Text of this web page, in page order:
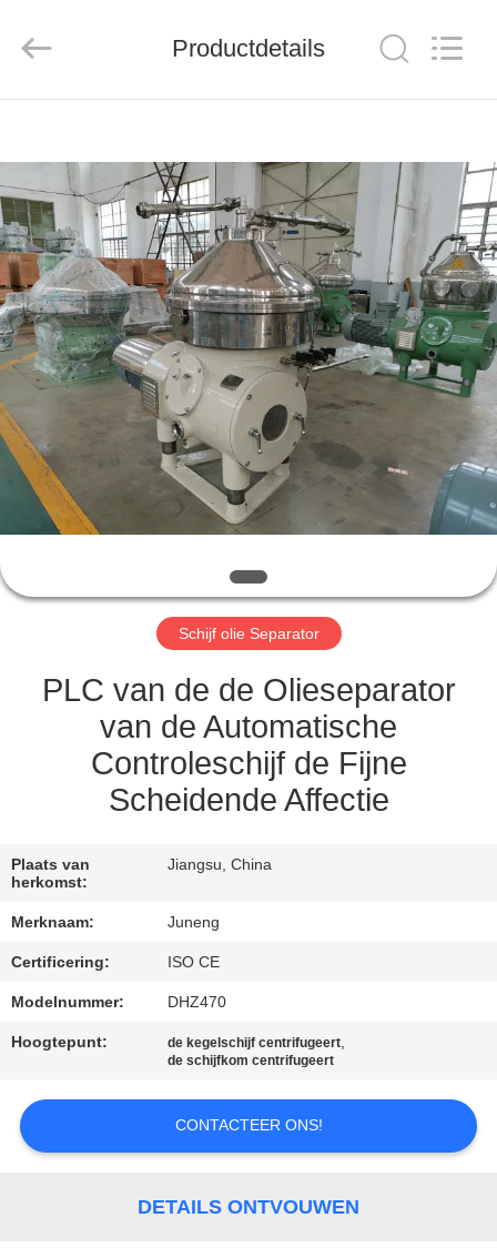
PRODUCTEN
VIDEOS
OVER
ONS
FABRIEKSTOUR
KWALITEITSCONTROLE
NEEM
CONTACT
ONS
NIEUWS
GEVALLEN
COMPANY
NEWS
SITEMAP
PRIVACY
POLICY
LTD..
Productdetails
Schijf olie Separator
PLC van de de Olieseparator
van de Automatische
Controleschijf de Fijne
Scheidende Affectie
Plaats van
herkomst:
Jiangsu, China
Merknaam: Juneng
Certificering: ISO CE
Modelnummer: DHZ470
Hoogtepunt: de kegelschijf centrifugeert,
de schijfkom centrifugeert
CONTACTEER ONS!
DETAILS ONTVOUWEN